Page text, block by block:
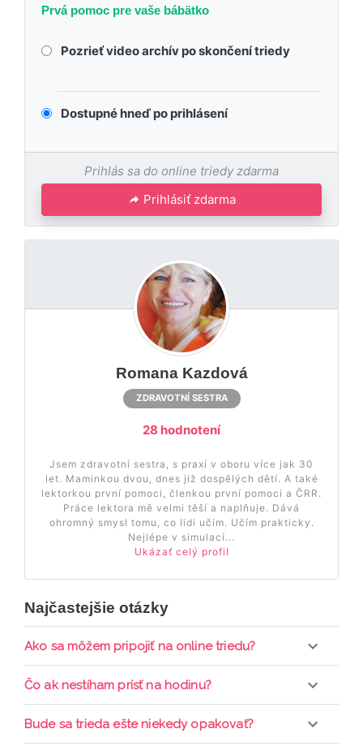
Prvá pomoc pre vaše bábätko
Pozrieť video archív po skončení triedy
Dostupné hneď po prihlásení
Prihlás sa do online triedy zdarma
Prihlásiť zdarma
Romana Kazdová
ZDRAVOTNÍ SESTRA
28 hodnotení
Jsem zdravotní sestra, s praxí v oboru více jak 30
let. Maminkou dvou, dnes již dospělých dětí. A také
lektorkou první pomoci, členkou první pomoci a ČRR.
Práce lektora mě velmi těší a naplňuje. Dává
ohromný smysl tomu, co lidi učím. Učím prakticky.
Nejlépe v simulací...
Ukázať celý profil
Najčastejšie otázky
Ako sa môžem pripojiť na online triedu?
Pripojenie do online triedy prebieha priamo cez
prihlásiť do triedy.
Čo ak nestíham prísť na hodinu?
Každá trieda sa nahráva a je k dispozícií po dobu 7
Bude sa trieda ešte niekedy opakovať?